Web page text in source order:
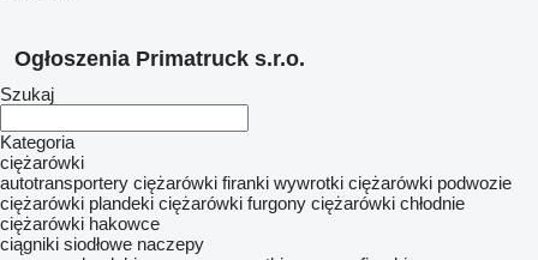
Ogłoszenia Primatruck s.r.o.
Szukaj
Kategoria
ciężarówki
autotransportery ciężarówki firanki wywrotki ciężarówki podwozie
ciężarówki plandeki ciężarówki furgony ciężarówki chłodnie
ciężarówki hakowce
ciągniki siodłowe naczepy